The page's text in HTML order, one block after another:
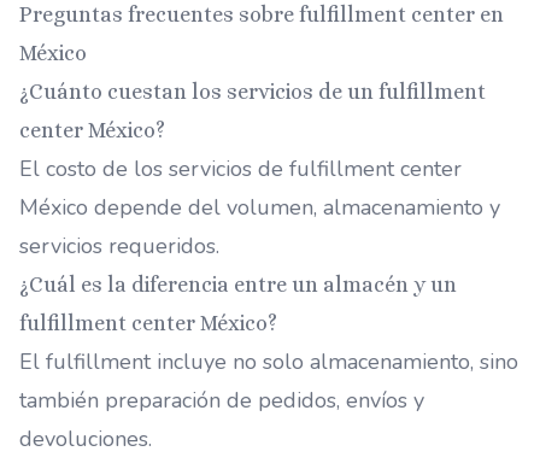
Preguntas frecuentes sobre fulfillment center en
México
¿Cuánto cuestan los servicios de un fulfillment
center México?
El costo de los servicios de fulfillment center
México depende del volumen, almacenamiento y
servicios requeridos.
¿Cuál es la diferencia entre un almacén y un
fulfillment center México?
El fulfillment incluye no solo almacenamiento, sino
también preparación de pedidos, envíos y
devoluciones.